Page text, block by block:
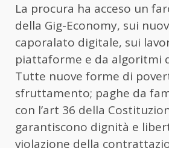
La procura ha acceso un
della Gig-Economy, sui
caporalato digitale, sui
piattaforme e da algoritmi
Tutte nuove forme di
sfruttamento; paghe da
con l’art 36 della
garantiscono dignità e
violazione della